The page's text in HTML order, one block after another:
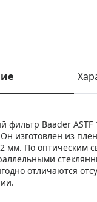
фильтр Baader
изготовлен из
мм. По оптическим
отличаются